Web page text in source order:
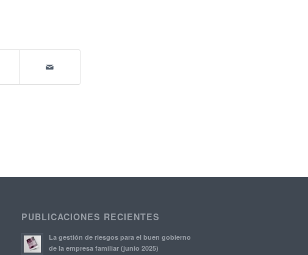
PUBLICACIONES RECIENTES
La gestión de riesgos para el buen gobierno
de la empresa familiar (junio 2025)